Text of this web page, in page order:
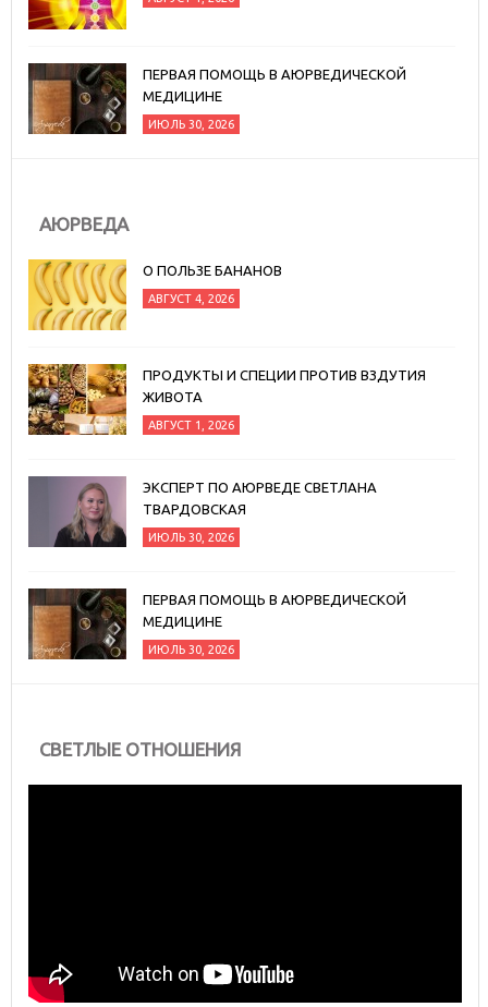
ПЕРВАЯ ПОМОЩЬ В АЮРВЕДИЧЕСКОЙ
МЕДИЦИНЕ
ИЮЛЬ 30, 2026
АЮРВЕДА
О ПОЛЬЗЕ БАНАНОВ
АВГУСТ 4, 2026
ПРОДУКТЫ И СПЕЦИИ ПРОТИВ ВЗДУТИЯ
ЖИВОТА
АВГУСТ 1, 2026
ЭКСПЕРТ ПО АЮРВЕДЕ СВЕТЛАНА
ТВАРДОВСКАЯ
ИЮЛЬ 30, 2026
ПЕРВАЯ ПОМОЩЬ В АЮРВЕДИЧЕСКОЙ
МЕДИЦИНЕ
ИЮЛЬ 30, 2026
СВЕТЛЫЕ ОТНОШЕНИЯ